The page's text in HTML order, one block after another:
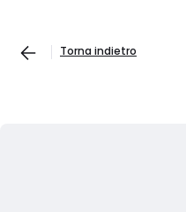
Torna indietro